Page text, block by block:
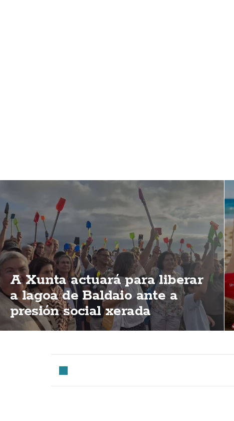
A Xunta actuará para liberar
a lagoa de Baldaio ante a
presión social xerada